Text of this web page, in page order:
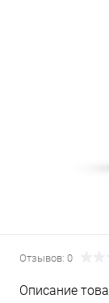
Отзывов: 0
Описание